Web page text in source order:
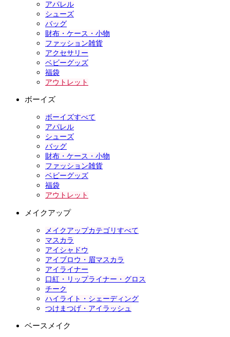
アパレル
シューズ
バッグ
財布・ケース・小物
ファッション雑貨
アクセサリー
ベビーグッズ
福袋
アウトレット
ボーイズ
ボーイズすべて
アパレル
シューズ
バッグ
財布・ケース・小物
ファッション雑貨
ベビーグッズ
福袋
アウトレット
メイクアップ
メイクアップカテゴリすべて
マスカラ
アイシャドウ
アイブロウ・眉マスカラ
アイライナー
口紅・リップライナー・グロス
チーク
ハイライト・シェーディング
つけまつげ・アイラッシュ
ベースメイク